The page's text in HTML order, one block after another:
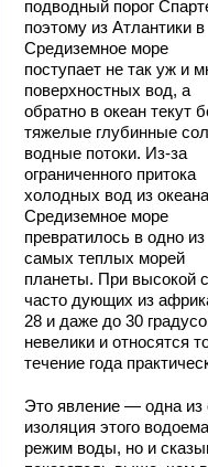
подводный порог
поэтому из Атлантики в
Средиземное море
поступает не так уж и
поверхностных вод, а
обратно в океан текут
тяжелые глубинные
водные потоки. Из-за
ограниченного притока
холодных вод из океана
Средиземное море
превратилось в одно из
самых теплых морей
планеты. При высокой
часто дующих из
28 и даже до 30
невелики и относятся
течение года
Это явление — одна из
изоляция этого
режим воды, но и